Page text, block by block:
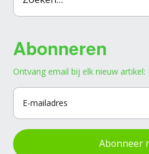
Abonneren
Ontvang email bij elk nieuw artikel:
Abonneer